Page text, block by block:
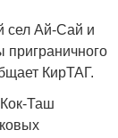
Ай-Сай и
приграничного
КирТАГ.
Таш